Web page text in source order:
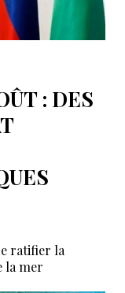
: DES
ratifier la
la mer